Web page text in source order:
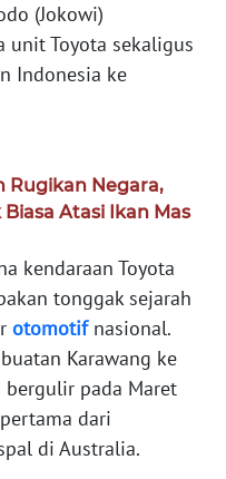
(Jokowi)
unit Toyota sekaligus
Indonesia ke
Rugikan Negara,
Atasi Ikan Mas
kendaraan Toyota
tonggak sejarah
otomotifnasional.
Karawang ke
pada Maret
dari
di Australia.